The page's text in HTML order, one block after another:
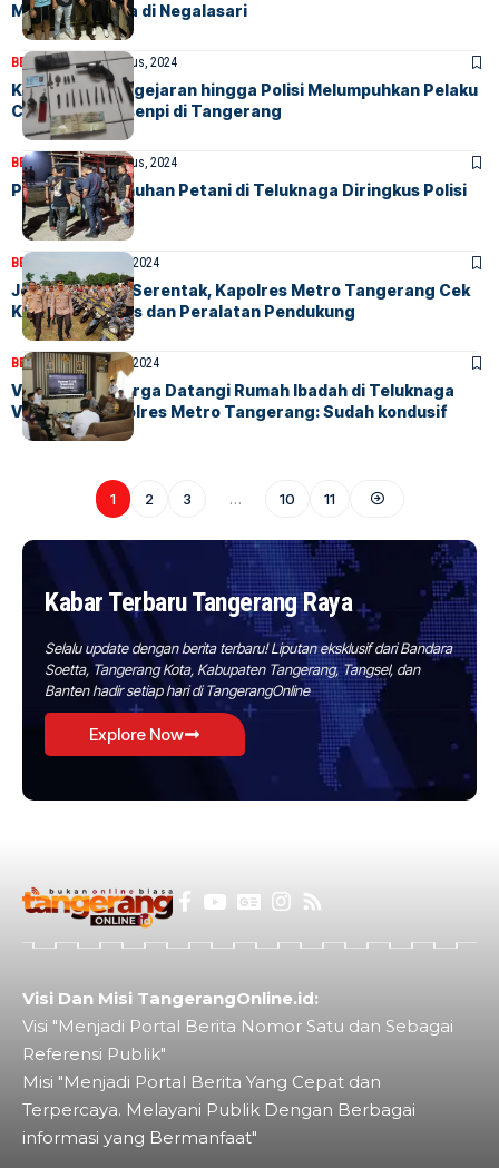
Milik Korbannya di Negalasari
BERITAHOME3 Agustus, 2024
Kronologis Pengejaran hingga Polisi Melumpuhkan Pelaku
Curanmor Bersenpi di Tangerang
BERITAHOME2 Agustus, 2024
Pelaku Pembunuhan Petani di Teluknaga Diringkus Polisi
BERITA 28 Juli, 2024
Jelang Pilkada Serentak, Kapolres Metro Tangerang Cek
Kesiapan Randis dan Peralatan Pendukung
BERITA HOME 26 Juli, 2024
Video Lama Warga Datangi Rumah Ibadah di Teluknaga
Viral Lagi, Kapolres Metro Tangerang: Sudah kondusif
1 2 3 … 10 11
Kabar Terbaru Tangerang Raya
Selalu update dengan berita terbaru! Liputan eksklusif dari Bandara
Soetta, Tangerang Kota, Kabupaten Tangerang, Tangsel, dan
Banten hadir setiap hari di TangerangOnline
Explore Now
Visi Dan Misi TangerangOnline.id:
Visi "Menjadi Portal Berita Nomor Satu dan Sebagai
Referensi Publik"
Misi "Menjadi Portal Berita Yang Cepat dan
Terpercaya. Melayani Publik Dengan Berbagai
informasi yang Bermanfaat"